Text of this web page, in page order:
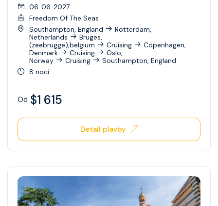
Celebrity Xperience
Celebrity Xploration
06. 06. 2027
Freedom Of The Seas
Southampton, England
Rotterdam,
Netherlands
Bruges,
(zeebrugge),belgium
Cruising
Copenhagen,
Denmark
Cruising
Oslo,
Norway
Cruising
Southampton, England
8 nocí
Od $1 615
Detail plavby